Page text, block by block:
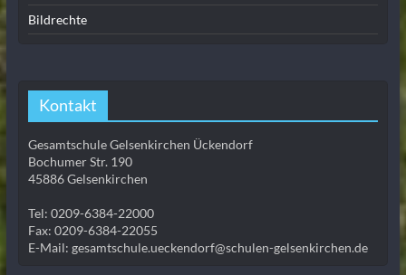
Bildrechte
Kontakt
Gesamtschule Gelsenkirchen Ückendorf
Bochumer Str. 190
45886 Gelsenkirchen
Tel: 0209-6384-22000
Fax: 0209-6384-22055
E-Mail: gesamtschule.ueckendorf@schulen-gelsenkirchen.de